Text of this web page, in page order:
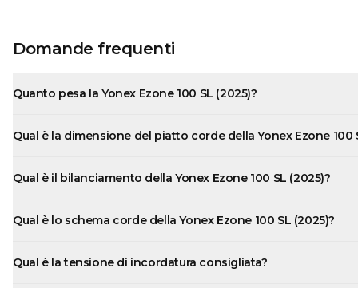
Domande frequenti
Quanto pesa la Yonex Ezone 100 SL (2025)?
Qual è la dimensione del piatto corde della Yonex Ezone 100
Qual è il bilanciamento della Yonex Ezone 100 SL (2025)?
Qual è lo schema corde della Yonex Ezone 100 SL (2025)?
Qual è la tensione di incordatura consigliata?